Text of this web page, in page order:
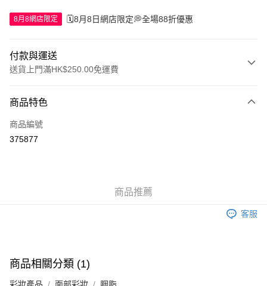
8月8網店限定 🗓️8月8日網店限定💭全場88折優惠
付款與運送
送貨上門滿HK$250.00免運費
信用卡
Apple Pay
付款後門市自取，訂單確認後2-4個工作天到店，7天內取。逾期後
商品特色
商品編號
375877
商品推薦
客服
商品相關分類 (1)